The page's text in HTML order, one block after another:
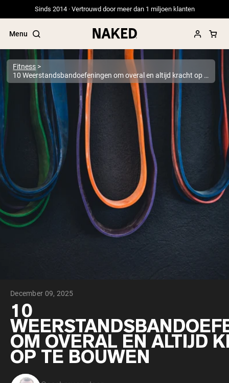
Sinds 2014 · Vertrouwd door meer dan 1 miljoen klanten
Menu
Populaire Zoektermen
”Protein Powder“
”Overnight Oats“
”Vegan protein“
”Collagen“
”Micellar Casein“
PROTEIN POWDERS Best Seller
Erwteneiwit
Grasgevoerd Wei Eiwit Poeder
Collageenpeptiden
Chocolade Grasgevoerde Wei
Vanille grasgevoerde wei
VEGAN PROTEIN
Erwteneiwit
Fitness
10 Weerstandsbandoefeningen om overal en altijd kracht op te bouwen
December 09, 2025
10
OM OVERAL EN ALTIJD
OP TE BOUWEN